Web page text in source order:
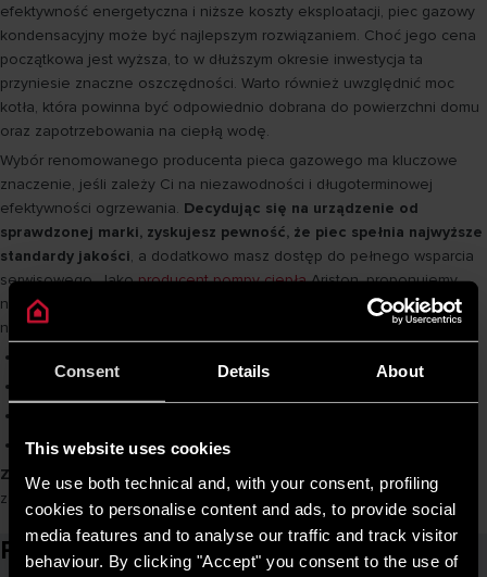
Consent Details About
This website uses cookies
We use both technical and, with your consent, profiling
cookies to personalise content and ads, to provide social
media features and to analyse our traffic and track visitor
behaviour. By clicking "Accept" you consent to the use of
efektywność energetyczna i niższe koszty eksploatacji, piec gazowy
kondensacyjny może być najlepszym rozwiązaniem. Choć jego cena
początkowa jest wyższa, to w dłuższym okresie inwestycja ta
przyniesie znaczne oszczędności. Warto również uwzględnić moc
kotła, która powinna być odpowiednio dobrana do powierzchni domu
oraz zapotrzebowania na ciepłą wodę.
Wybór renomowanego producenta pieca gazowego ma kluczowe
znaczenie, jeśli zależy Ci na niezawodności i długoterminowej
efektywności ogrzewania. Decydując się na urządzenie od
sprawdzonej marki, zyskujesz pewność, że piec spełnia najwyższe
standardy jakości, a dodatkowo masz dostęp do pełnego wsparcia
serwisowego. Jakoproducent pompy ciepłaAriston, proponujemy
nowoczesne rozwiązania, które łączą innowacyjne technologie z
niezawodnością i wygodą użytkowania. W ofercie znajdziesz:
piec gazowy z zasobnikiem.
Zapraszamy do zapoznania się z naszą ofertą
– wybierz piec, który
zapewni Ci komfort i spokój na lata.
Powiązane artykuły